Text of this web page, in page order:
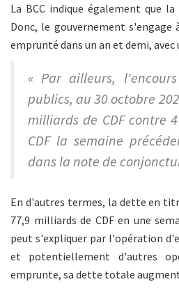
La BCC indique également que
Donc, le gouvernement
emprunté dans un an et demi,
« Par ailleurs,
publics, au 30 octobre
milliards de CDF contre
CDF la semaine
dans la note de
En d'autres termes, la dette en
77,9 milliards de CDF en une
peut s'expliquer par l'opération
et potentiellement d'autres
emprunte, sa dette totale